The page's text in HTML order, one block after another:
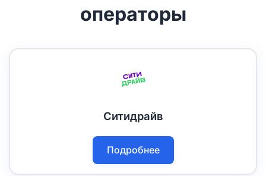
операторы
Ситидрайв
Подробнее